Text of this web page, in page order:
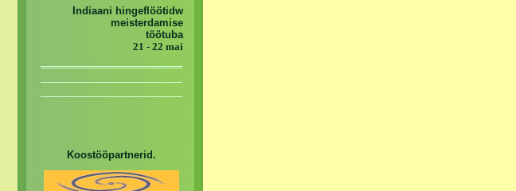
Indiaani hingeflöötidw
meisterdamise
töötuba
21 - 22 mai
Koostööpartnerid.